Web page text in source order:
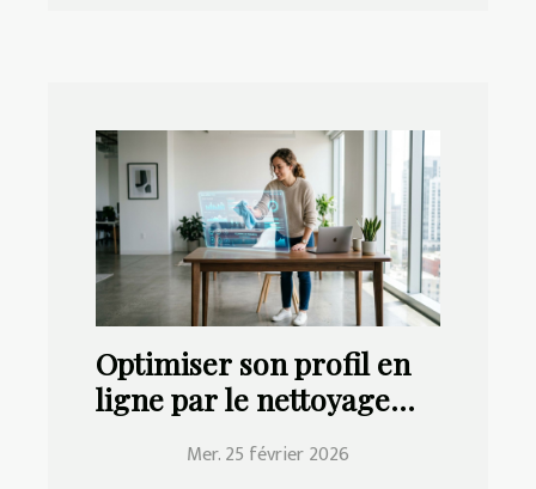
Optimiser son profil en
ligne par le nettoyage
Mer. 25 février 2026